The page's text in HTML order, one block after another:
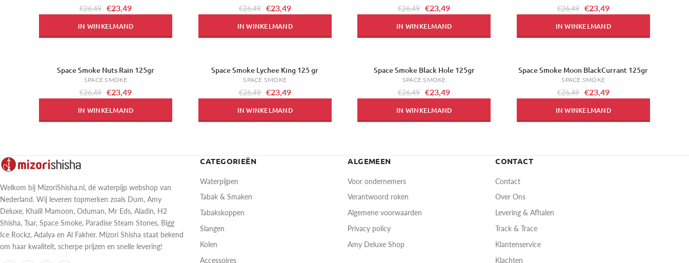
€26,49 €23,49
IN WINKELMAND
€26,49 €23,49
IN WINKELMAND
€26,49 €23,49
IN WINKELMAND
€26,49 €23,49
IN WINKELMAND
Space Smoke Nuts Rain 125gr
SPACE SMOKE
€26,49 €23,49
IN WINKELMAND
-11%Space Smoke Lychee King 125 gr
SPACE SMOKE
€26,49 €23,49
IN WINKELMAND
Space Smoke Black Hole 125gr
SPACE SMOKE
€26,49 €23,49
IN WINKELMAND
-11%
Space Smoke Moon BlackCurrant 125gr
SPACE SMOKE
€26,49 €23,49
IN WINKELMAND
CATEGORIEËN
Waterpijpen
Tabak & Smaken
Tabakskoppen
Slangen
Kolen
Accessoires
ALGEMEEN
Voor ondernemers
Verantwoord roken
Algemene voorwaarden
Privacy policy
Amy Deluxe Shop
CONTACT
Contact
Over Ons
Levering & Afhalen
Track & Trace
Klantenservice
Klachten
Welkom bij MizoriShisha.nl, dé waterpijp webshop van
Nederland. Wij leveren topmerken zoals Dum, Amy
Deluxe, Khalil Mamoon, Oduman, Mr Eds, Aladin, H2
Shisha, Tsar, Space Smoke, Paradise Steam Stones, Bigg
Ice Rockz, Adalya en Al Fakher. Mizori Shisha staat bekend
om haar kwaliteit, scherpe prijzen en snelle levering!